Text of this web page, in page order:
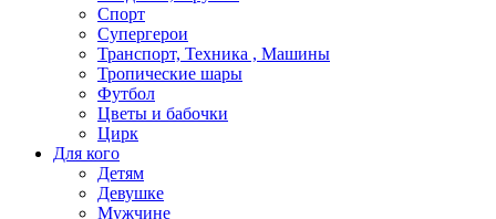
Спорт
Супергерои
Транспорт, Техника , Машины
Тропические шары
Футбол
Цветы и бабочки
Цирк
Для кого
Детям
Девушке
Мужчине